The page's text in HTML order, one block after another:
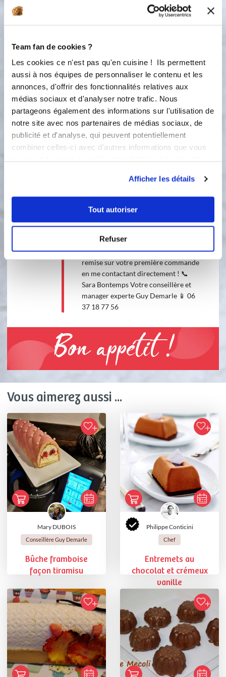
Team fan de cookies ?
Les cookies ce n'est pas qu'en cuisine ! Ils permettent
aussi à nos équipes de personnaliser le contenu et les
annonces, d'offrir des fonctionnalités relatives aux
médias sociaux et d'analyser notre trafic. Nous
partageons également des informations sur l'utilisation de
notre site avec nos partenaires de médias sociaux, de
publicité et d'analyse, qui peuvent potentiellement
combiner celles-ci avec d'autres informations que vous
Afficher les détails
Tout autoriser
Refuser
Monter les blancs avec le sucre puis
5
Ajouter les cœurs myrtilles extra et
mélanger avec une maryse.
6
Versez la préparation dans votre
moule à l'aide d'une maryse.
7
Enfournez pour 30/35 min environ à
175 degrés.
9
✨ Suivez-moi sur Facebook ! ✨
Retrouvez encore plus de recettes
Gourmandises de Sara Conseillère
Guy Demarle. 🎁 Offre spéciale
nouveaux clients : Profitez de 5 € de
remise sur votre première commande
en me contactant directement ! 📞
Sara Bontemps Votre conseillère et
manager experte Guy Demarle 📱 06
37 18 77 56
Bon appétit !
Vous aimerez aussi ...
Mary DUBOIS
Conseillère Guy Demarle
Bûche framboise
façon tiramisu
Philippe Conticini
Chef
Entremets au
chocolat et crémeux
vanille